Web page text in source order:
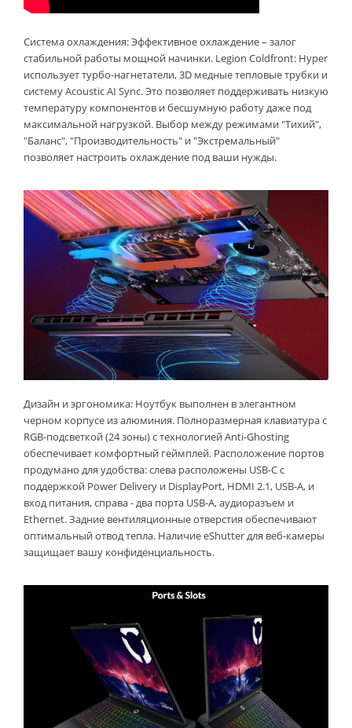
Система охлаждения: Эффективное охлаждение – залог
стабильной работы мощной начинки. Legion Coldfront: Hyper
использует турбо-нагнетатели, 3D медные тепловые трубки и
систему Acoustic AI Sync. Это позволяет поддерживать низкую
температуру компонентов и бесшумную работу даже под
максимальной нагрузкой. Выбор между режимами "Тихий",
"Баланс", "Производительность" и "Экстремальный"
позволяет настроить охлаждение под ваши нужды.
Дизайн и эргономика: Ноутбук выполнен в элегантном
черном корпусе из алюминия. Полноразмерная клавиатура с
RGB-подсветкой (24 зоны) с технологией Anti-Ghosting
обеспечивает комфортный геймплей. Расположение портов
продумано для удобства: слева расположены USB-C с
поддержкой Power Delivery и DisplayPort, HDMI 2.1, USB-A, и
вход питания, справа - два порта USB-A, аудиоразъем и
Ethernet. Задние вентиляционные отверстия обеспечивают
оптимальный отвод тепла. Наличие eShutter для веб-камеры
защищает вашу конфиденциальность.